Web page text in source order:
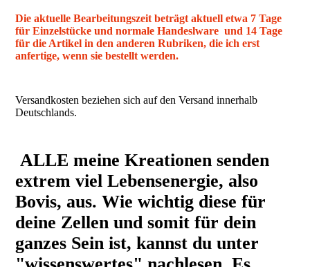
Die aktuelle Bearbeitungszeit beträgt aktuell etwa 7 Tage
für Einzelstücke und normale Handeslware und 14 Tage
für die Artikel in den anderen Rubriken, die ich erst
anfertige, wenn sie bestellt werden.
Versandkosten beziehen sich auf den Versand innerhalb
Deutschlands.
ALLE meine Kreationen senden
extrem viel Lebensenergie, also
Bovis, aus. Wie wichtig diese für
deine Zellen und somit für dein
ganzes Sein ist, kannst du unter